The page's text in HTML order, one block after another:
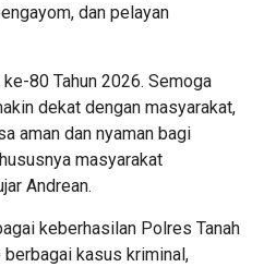
dan pelayan
80 Tahun 2026. Semoga
dekat dengan masyarakat,
aman dan nyaman bagi
masyarakat
Andrean.
keberhasilan Polres Tanah
berbagai kasus kriminal,